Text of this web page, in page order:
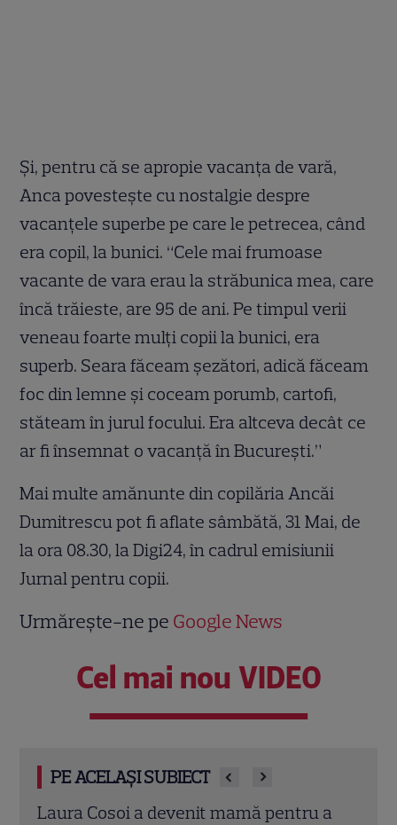
Şi, pentru că se apropie vacanţa de vară,
Anca povesteşte cu nostalgie despre
vacanţele superbe pe care le petrecea, când
era copil, la bunici. “Cele mai frumoase
vacante de vara erau la străbunica mea, care
încă trăieste, are 95 de ani. Pe timpul verii
veneau foarte mulţi copii la bunici, era
superb. Seara făceam şezători, adică făceam
foc din lemne şi coceam porumb, cartofi,
stăteam în jurul focului. Era altceva decât ce
ar fi însemnat o vacanţă în Bucureşti.”
Mai multe amănunte din copilăria Ancăi
Dumitrescu pot fi aflate sâmbătă, 31 Mai, de
la ora 08.30, la Digi24, în cadrul emisiunii
Jurnal pentru copii.
Urmărește-ne pe Google News
Cel mai nou VIDEO
PE ACELAȘI SUBIECT
Iulia Albu a prezentat „patul anti-divorț”